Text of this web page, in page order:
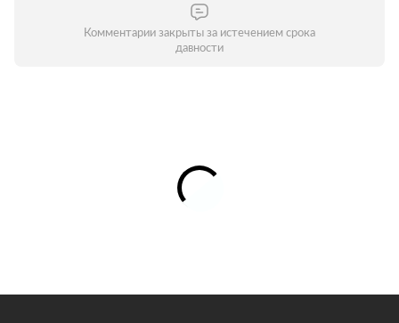
Комментарии закрыты за истечением срока
давности